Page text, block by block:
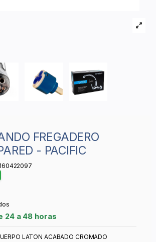
- PACIFIC
24 a 48 horas
LATON ACABADO CROMADO